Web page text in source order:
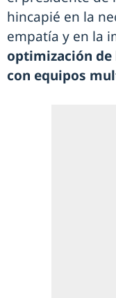
hincapié en la
empatía y en la
optimización de
con equipos